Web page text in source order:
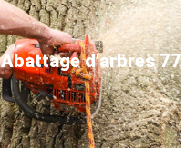
Abattage d'arbres 77